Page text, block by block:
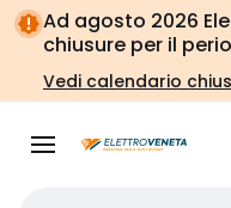
Vai alla
navigazione
Vai
alla
pagina
Ad agosto 2026
chiusure per il
Vedi calendario